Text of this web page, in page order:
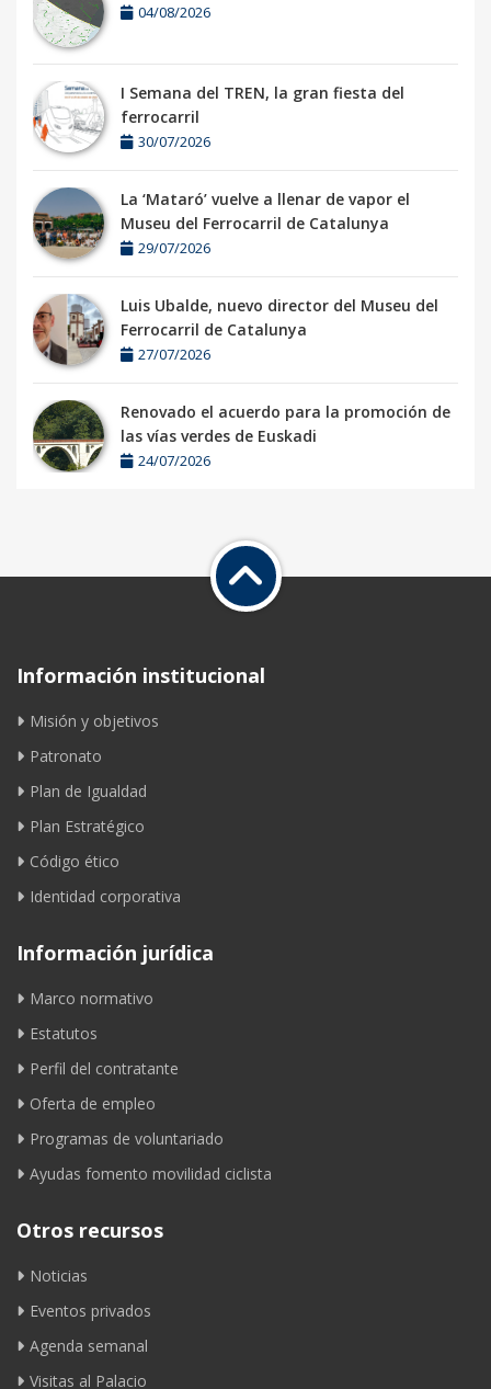
04/08/2026
I Semana del TREN, la gran fiesta del
ferrocarril
30/07/2026
La ‘Mataró’ vuelve a llenar de vapor el
Museu del Ferrocarril de Catalunya
29/07/2026
Luis Ubalde, nuevo director del Museu del
Ferrocarril de Catalunya
27/07/2026
Renovado el acuerdo para la promoción de
las vías verdes de Euskadi
24/07/2026
Información institucional
Misión y objetivos
Patronato
Plan de Igualdad
Plan Estratégico
Código ético
Identidad corporativa
Información jurídica
Marco normativo
Estatutos
Perfil del contratante
Oferta de empleo
Programas de voluntariado
Ayudas fomento movilidad ciclista
Otros recursos
Noticias
Eventos privados
Agenda semanal
Visitas al Palacio